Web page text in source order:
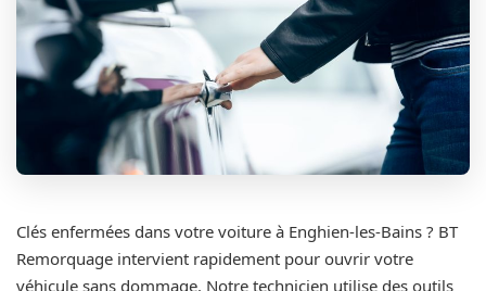
Clés enfermées dans votre voiture à Enghien-les-Bains ? BT
Remorquage intervient rapidement pour ouvrir votre
véhicule sans dommage. Notre technicien utilise des outils